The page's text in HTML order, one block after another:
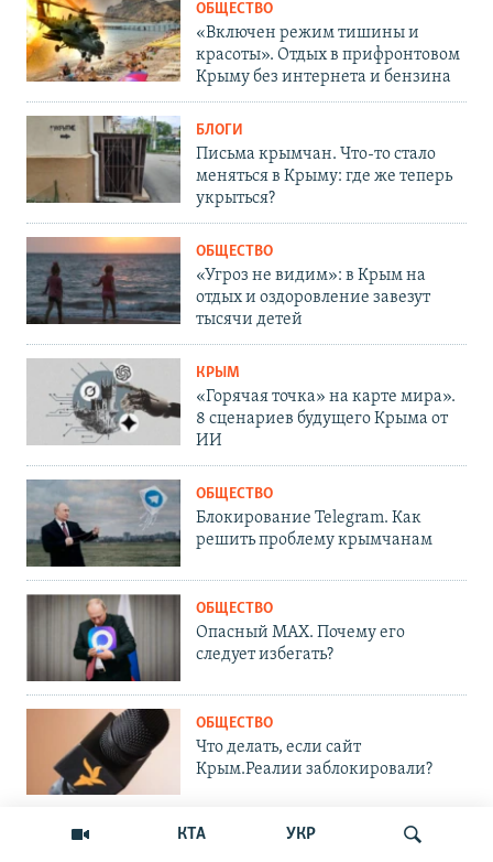
КТА УКР
ОБЩЕСТВО
«Включен режим тишины и
красоты». Отдых в прифронтовом
Крыму без интернета и бензина
БЛОГИ
Письма крымчан. Что-то стало
меняться в Крыму: где же теперь
укрыться?
ОБЩЕСТВО
«Угроз не видим»: в Крым на
отдых и оздоровление завезут
тысячи детей
КРЫМ
«Горячая точка» на карте мира».
8 сценариев будущего Крыма от
ИИ
ОБЩЕСТВО
Блокирование Telegram. Как
решить проблему крымчанам
ОБЩЕСТВО
Опасный MAX. Почему его
следует избегать?
ОБЩЕСТВО
Что делать, если сайт
Крым.Реалии заблокировали?